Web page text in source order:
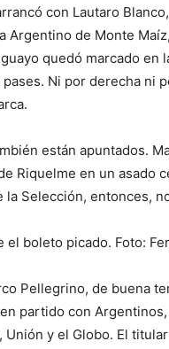
con Lautaro
Argentino de Monte
quedó marcado
Ni por derecha ni
están apuntados.
Riquelme en un asado
la Selección, entonces,
el boleto picado. Foto:
Pellegrino, de buena
partido con
Unión y el Globo. El